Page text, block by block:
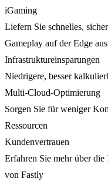
iGaming
Liefern Sie schnelles,
Gameplay auf der Edge aus
Infrastruktureinsparungen
Niedrigere, besser
Multi-Cloud-Optimierung
Sorgen Sie für weniger
Ressourcen
Kundenvertrauen
Erfahren Sie mehr über
von Fastly